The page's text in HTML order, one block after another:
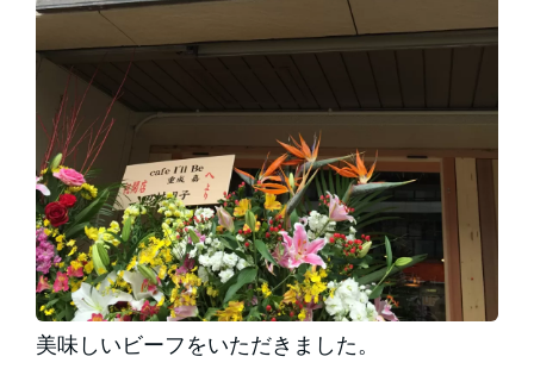
美味しいビーフをいただきました。